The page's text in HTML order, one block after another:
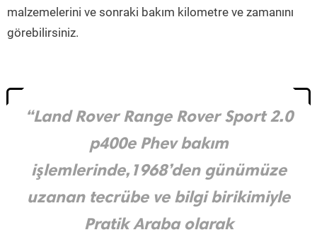
malzemelerini ve sonraki bakım kilometre ve zamanını
görebilirsiniz.
“Land Rover Range Rover Sport 2.0
p400e Phev bakım
işlemlerinde,1968’den günümüze
uzanan tecrübe ve bilgi birikimiyle
Pratik Araba olarak